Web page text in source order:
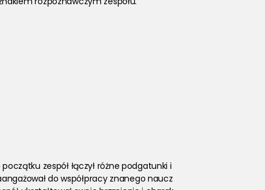
zespół łączył różne podgatunki i
do współpracy znanego naucz